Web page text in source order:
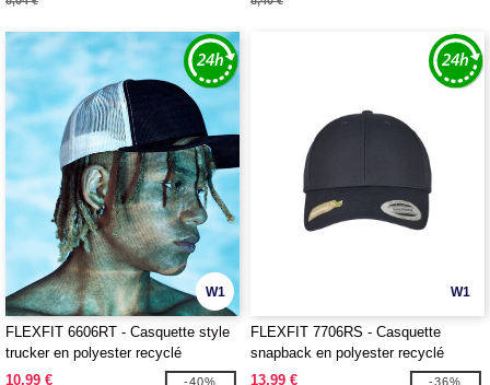
W1
FLEXFIT 6606RT - Casquette style
trucker en polyester recyclé
10,99 €
-40%
W1
FLEXFIT 7706RS - Casquette
snapback en polyester recyclé
13,99 €
-36%